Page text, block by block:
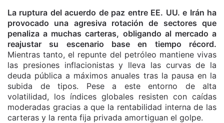
La ruptura del acuerdo de paz entre EE. UU. e Irán ha
provocado una agresiva rotación de sectores que
penaliza a muchas carteras, obligando al mercado a
reajustar su escenario base en tiempo récord.
Mientras tanto, el repunte del petróleo mantiene vivas
las presiones inflacionistas y lleva las curvas de la
deuda pública a máximos anuales tras la pausa en la
subida de tipos. Pese a este entorno de alta
volatilidad, los índices globales resisten con caídas
moderadas gracias a que la rentabilidad interna de las
carteras y la renta fija privada amortiguan el golpe.